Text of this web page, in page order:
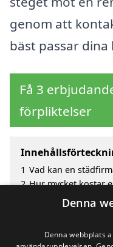
genom att
bäst passar dina
Få 3
förpliktelser
1 Vad kan en
2 Hur mycket kostar
Fördelar med att
Sök efter ett
Denna
Denna webbplats